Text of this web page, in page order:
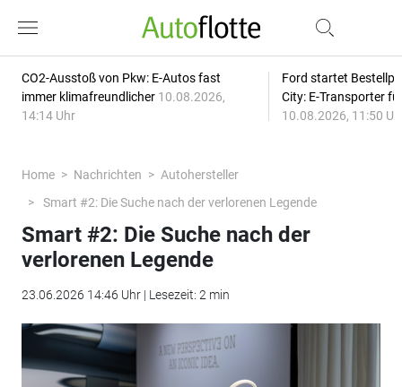
CO2-Ausstoß von Pkw: E-Autos fast
immer klimafreundlicher 10.08.2026,
14:14 Uhr
Ford startet
City: E-Transporter
10.08.2026, 11:50
Home Nachrichten
Autohersteller
Smart #2: Die Suche nach der verlorenen Legende
Smart #2: Die Suche nach der
verlorenen Legende
23.06.2026 14:46 Uhr | Lesezeit: 2 min